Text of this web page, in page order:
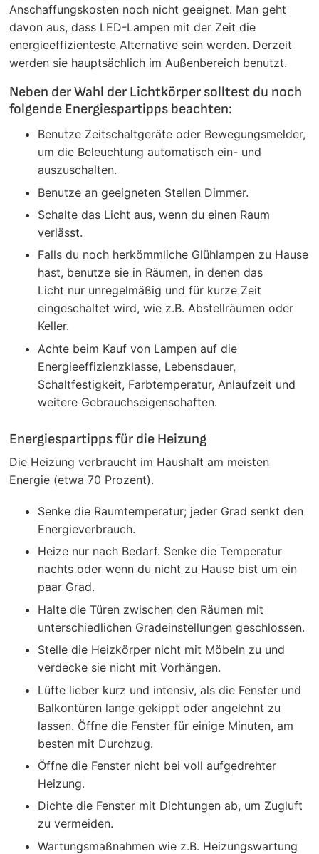
Anschaffungskosten noch nicht geeignet. Man geht
davon aus, dass LED-Lampen mit der Zeit die
energieeffizienteste Alternative sein werden. Derzeit
werden sie hauptsächlich im Außenbereich benutzt.
Neben der Wahl der Lichtkörper solltest du noch
folgende Energiespartipps beachten:
Benutze Zeitschaltgeräte oder Bewegungsmelder,
um die Beleuchtung automatisch ein- und
auszuschalten.
Benutze an geeigneten Stellen Dimmer.
Schalte das Licht aus, wenn du einen Raum
verlässt.
Falls du noch herkömmliche Glühlampen zu Hause
hast, benutze sie in Räumen, in denen das
Licht nur unregelmäßig und für kurze Zeit
eingeschaltet wird, wie z.B. Abstellräumen oder
Keller.
Achte beim Kauf von Lampen auf die
Energieeffizienzklasse, Lebensdauer,
Schaltfestigkeit, Farbtemperatur, Anlaufzeit und
weitere Gebrauchseigenschaften.
Energiespartipps für die Heizung
Die Heizung verbraucht im Haushalt am meisten
Energie (etwa 70 Prozent).
Senke die Raumtemperatur; jeder Grad senkt den
Energieverbrauch.
Heize nur nach Bedarf. Senke die Temperatur
nachts oder wenn du nicht zu Hause bist um ein
paar Grad.
Halte die Türen zwischen den Räumen mit
unterschiedlichen Gradeinstellungen geschlossen.
Stelle die Heizkörper nicht mit Möbeln zu und
verdecke sie nicht mit Vorhängen.
Lüfte lieber kurz und intensiv, als die Fenster und
Balkontüren lange gekippt oder angelehnt zu
lassen. Öffne die Fenster für einige Minuten, am
besten mit Durchzug.
Öffne die Fenster nicht bei voll aufgedrehter
Heizung.
Dichte die Fenster mit Dichtungen ab, um Zugluft
zu vermeiden.
Wartungsmaßnahmen wie z.B. Heizungswartung